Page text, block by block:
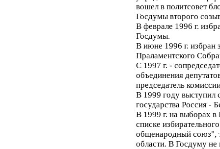
вошел в политсовет
Госдумы второго
В феврале 1996 г.
Госдумы.
В июне 1996 г. избран
Праламентского
С 1997 г. -
объединения
председатель
В 1999 году выступил
государства Россия -
В 1999 г. на выборах
списке
общенародный союз",
области. В Госдуму